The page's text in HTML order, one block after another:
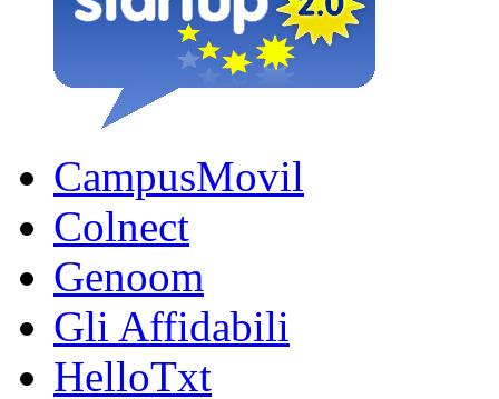
CampusMovil
Colnect
Genoom
Gli Affidabili
HelloTxt